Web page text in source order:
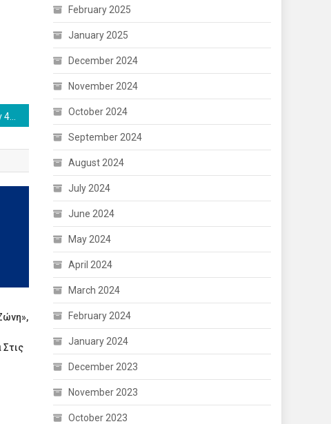
Στις
February 2025
January 2025
December 2024
November 2024
October 2024
September 2024
August 2024
July 2024
June 2024
May 2024
April 2024
March 2024
February 2024
January 2024
December 2023
November 2023
October 2023